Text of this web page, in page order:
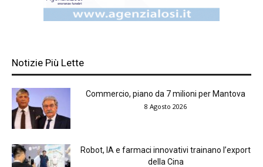
Notizie Più Lette
Commercio, piano da 7 milioni per Mantova
8 Agosto 2026
Robot, IA e farmaci innovativi trainano l’export
della Cina